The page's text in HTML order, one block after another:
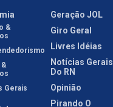
&
&
Gerais
Geração JOL
Giro Geral
Livres Idéias
Notícias Gerais
Do RN
Opinião
Pirando O